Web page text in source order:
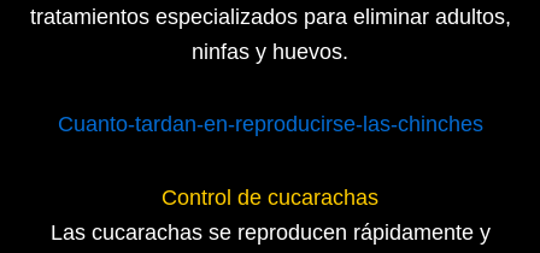
tratamientos especializados para eliminar adultos,
ninfas y huevos.
Cuanto-tardan-en-reproducirse-las-chinches
Control de cucarachas
Las cucarachas se reproducen rápidamente y